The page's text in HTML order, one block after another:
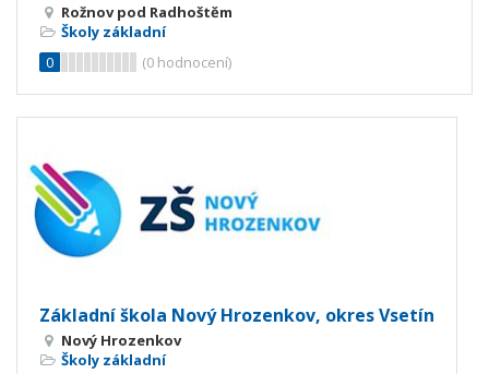
Rožnov pod Radhoštěm
Školy základní
0
(0 hodnocení)
Základní škola Nový Hrozenkov, okres Vsetín
Nový Hrozenkov
Školy základní